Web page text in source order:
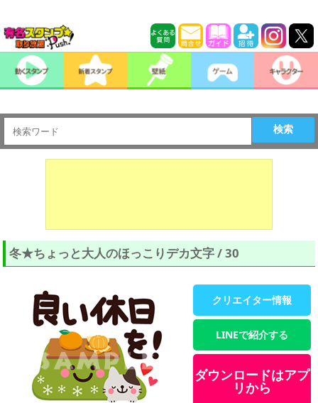
検索
冬★ちょっと大人のほっこりデカ文字 / 30
クリエイター情報
LINEで紹介する
ダウンロードはアプ
リから